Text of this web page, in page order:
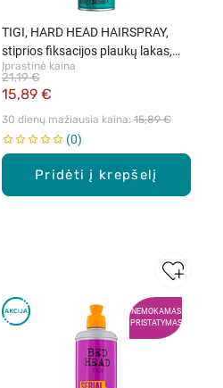
Pridėti į krepšelį
TIGI, HARD HEAD HAIRSPRAY,
stiprios fiksacijos plaukų lakas,
385 ml
Įprastinė kaina
15,89 €
21,19 €
30 dienų mažiausia kaina: 15,89 €
0
NEMOKAMAS
PRISTATYMAS